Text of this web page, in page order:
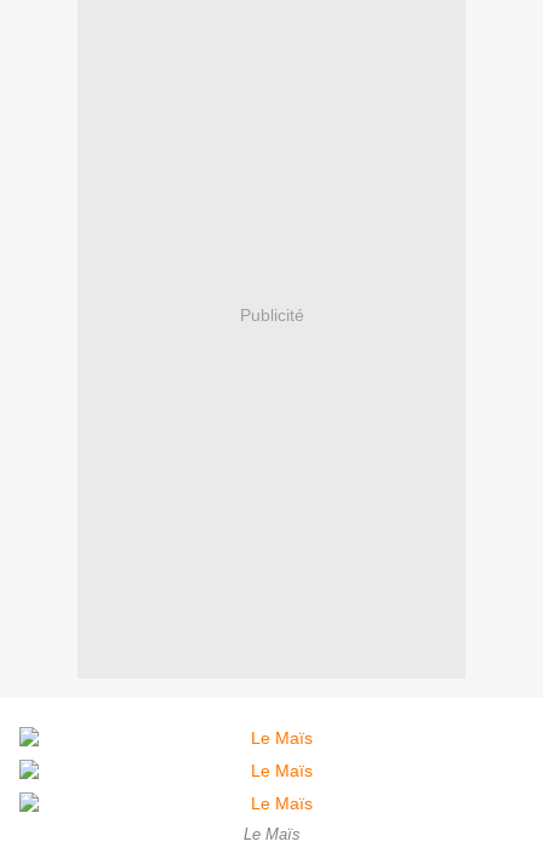
Publicité
Le Maïs